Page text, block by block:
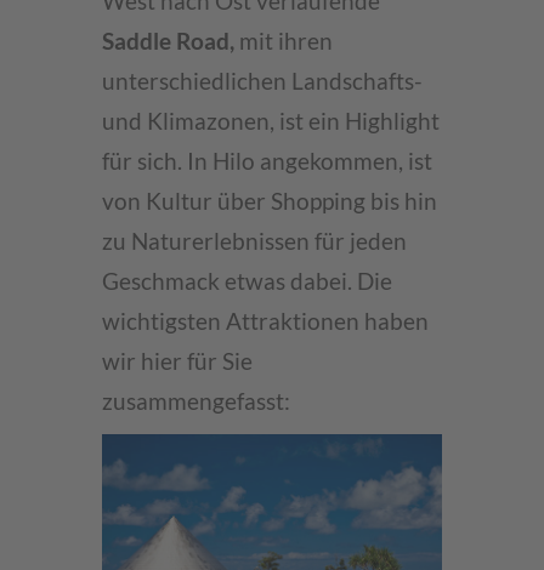
Saddle Road, mit ihren
unterschiedlichen Landschafts-
und Klimazonen, ist ein Highlight
für sich. In Hilo angekommen, ist
von Kultur über Shopping bis hin
zu Naturerlebnissen für jeden
Geschmack etwas dabei. Die
wichtigsten Attraktionen haben
wir hier für Sie
zusammengefasst: